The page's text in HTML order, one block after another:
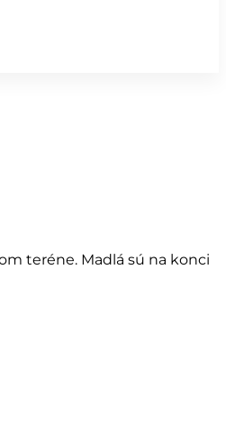
teréne. Madlá sú na konci